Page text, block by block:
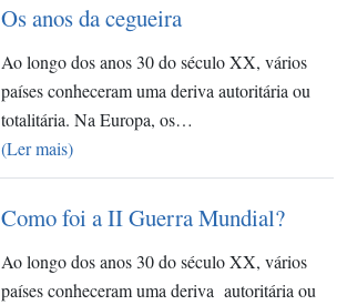
Os anos da cegueira​
Ao longo dos anos 30 do século XX, vários
países conheceram uma deriva autoritária ou
totalitária. Na Europa, os…
(Ler mais)
Como foi a II Guerra Mundial?
Ao longo dos anos 30 do século XX, vários
países conheceram uma deriva autoritária ou